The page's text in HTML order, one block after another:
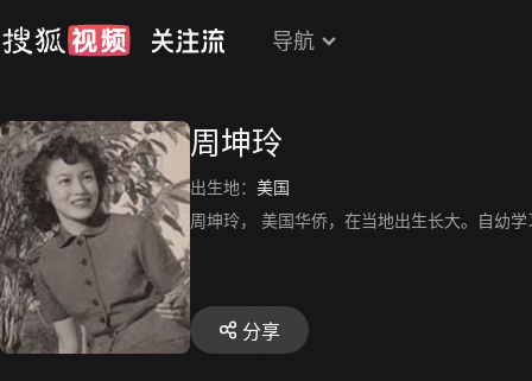
导航
周坤玲
出生地： 美国
周坤玲， 美国华侨，在当地出生长大。自幼
分享